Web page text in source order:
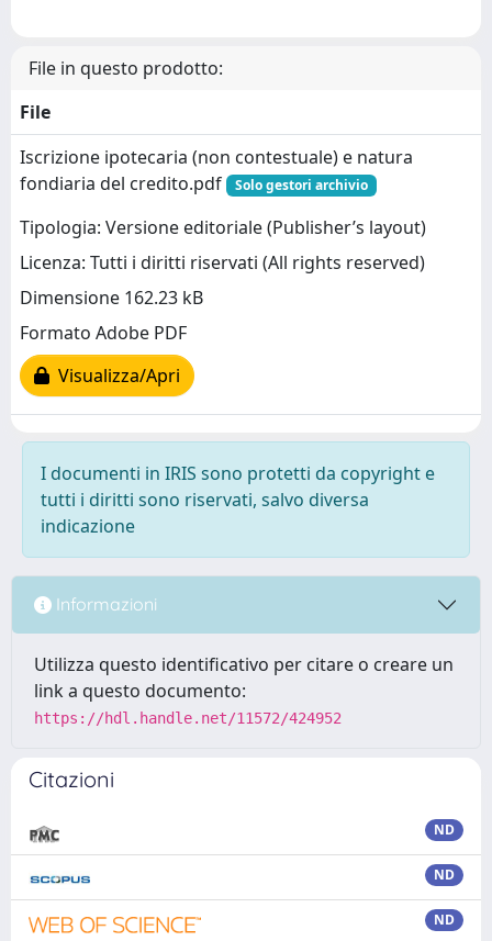
File in questo prodotto:
File
Iscrizione ipotecaria (non contestuale) e natura
fondiaria del credito.pdf
Solo gestori archivio
Tipologia: Versione editoriale (Publisher’s layout)
Licenza: Tutti i diritti riservati (All rights reserved)
Dimensione 162.23 kB
Formato Adobe PDF
Visualizza/Apri
I documenti in IRIS sono protetti da copyright e
tutti i diritti sono riservati, salvo diversa
indicazione
Informazioni
Utilizza questo identificativo per citare o creare un
link a questo documento:
https://hdl.handle.net/11572/424952
Citazioni
ND
ND
ND